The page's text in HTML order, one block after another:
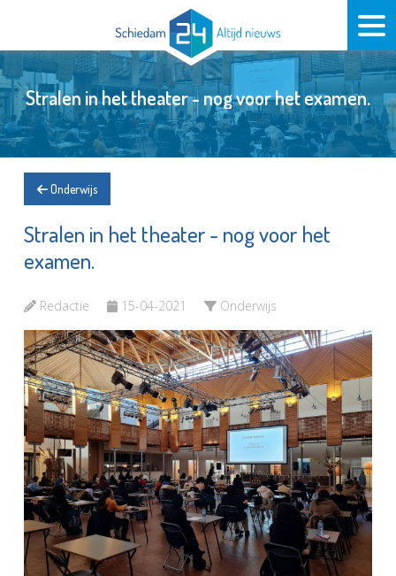
Stralen in het theater - nog voor het examen.
Onderwijs
Stralen in het theater - nog voor het
examen.
Redactie 15-04-2021 Onderwijs